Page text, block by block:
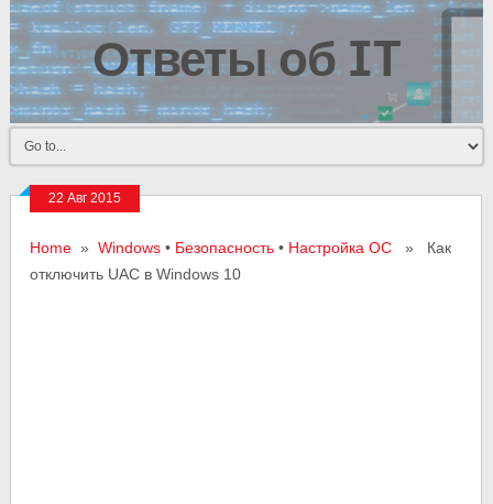
Ответы об IT
22 Авг 2015
Home »Windows • Безопасность • Настройка ОС » Как
отключить UAC в Windows 10